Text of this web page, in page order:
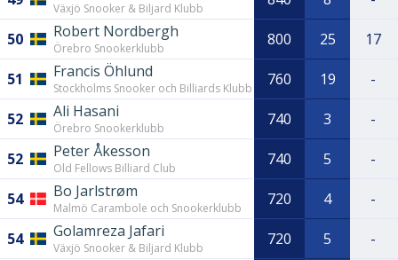
Växjö Snooker & Biljard Klubb
50 Robert Nordbergh
Örebro Snookerklubb 800 25 17
51 Francis Öhlund
Stockholms Snooker och Billiards Klubb 760 19 -
52 Ali Hasani
Örebro Snookerklubb 740 3 -
52 Peter Åkesson
Old Fellows Billiard Club 740 5 -
54 Bo Jarlstrøm
Malmö Carambole och Snookerklubb 720 4 -
54 Golamreza Jafari
Växjö Snooker & Biljard Klubb 720 5 -